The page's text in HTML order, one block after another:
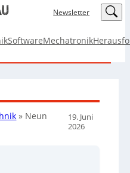
Newsletter LinkedIn
SoftwareMechatronik
» Neun
19. Juni
2026